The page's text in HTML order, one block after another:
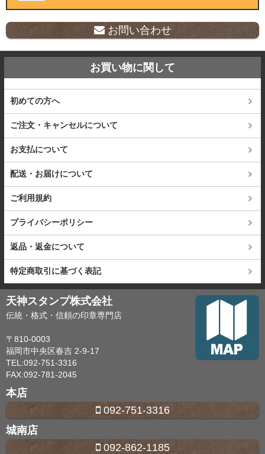
お問い合わせ
お買い物に関して
初めての方へ
ご注文・キャンセルについて
お支払について
配送・お届けについて
ご利用規約
プライバシーポリシー
返品・返金について
特定商取引に基づく表記
天神スタンプ株式会社
伝統・格式・信頼の印章専門店
〒810-0003
福岡市中央区春吉 2-9-17
TEL:092-751-3316
FAX:092-781-2045
本店
092-751-3316
城南店
092-862-1185